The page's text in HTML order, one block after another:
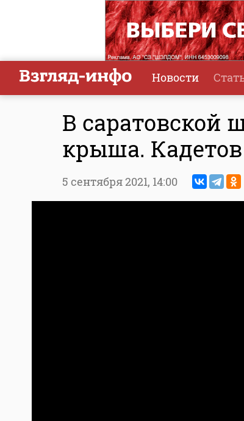
Новости
В саратовской
крыша.
5 сентября 2021, 14:00